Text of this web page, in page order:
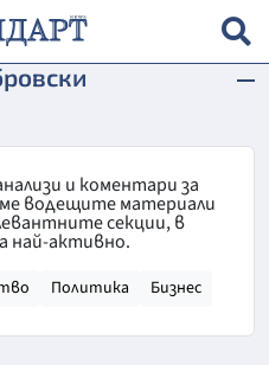
и коментари за
водещите материали
секции, в
най-активно.
Политика Бизнес